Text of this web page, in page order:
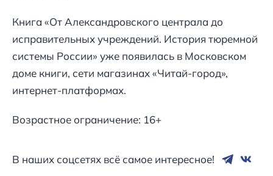
Книга «От Александровского централа до
исправительных учреждений. История тюремной
системы России» уже появилась в Московском
доме книги, сети магазинах «Читай-город»,
интернет-платформах.
Возрастное ограничение: 16+
В наших соцсетях всё самое интересное!